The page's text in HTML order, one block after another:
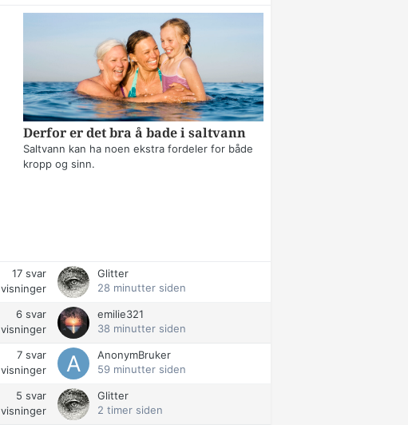
Derfor er det bra å bade i saltvann
Saltvann kan ha noen ekstra fordeler for både
kropp og sinn.
17 svar
visninger
Glitter
28 minutter siden
6 svar
visninger
emilie321
38 minutter siden
7 svar
visninger
AnonymBruker
59 minutter siden
5 svar
visninger
Glitter
2 timer siden